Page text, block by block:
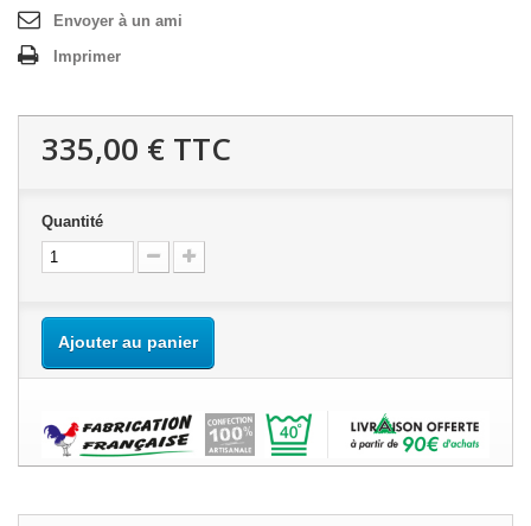
Envoyer à un ami
Imprimer
335,00 € TTC
Quantité
Ajouter au panier